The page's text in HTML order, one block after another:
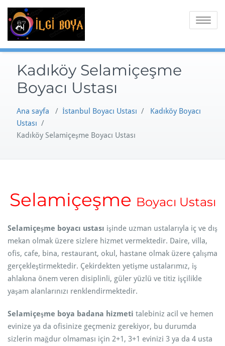
content
Toggle
Kadıköy Selamiçeşme
Boyacı Ustası
Ana sayfa / İstanbul Boyacı Ustası / Kadıköy Boyacı
Ustası /
Kadıköy Selamiçeşme Boyacı Ustası
Selamiçeşme Boyacı Ustası
Selamiçeşme boyacı ustası işinde uzman ustalarıyla iç ve dış
mekan olmak üzere sizlere hizmet vermektedir. Daire, villa,
ofis, cafe, bina, restaurant, okul, hastane olmak üzere çalışma
gerçekleştirmektedir. Çekirdekten yetişme ustalarımız, iş
ahlakına önem veren disiplinli, güler yüzlü ve titiz işçilikle
yaşam alanlarınızı renklendirmektedir.
Selamiçeşme boya badana hizmeti talebiniz acil ve hemen
evinize ya da ofisinize geçmeniz gerekiyor, bu durumda
sizlerin mağdur olmaması için 2+1, 3+1 evinizi 3 ya da 4 usta